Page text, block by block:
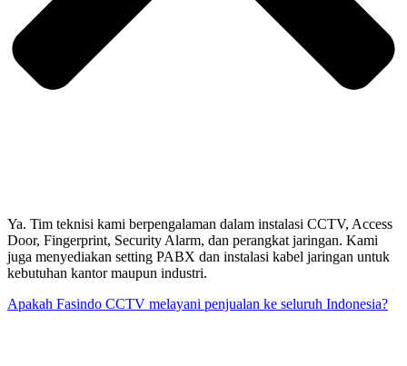
Ya. Tim teknisi kami berpengalaman dalam instalasi CCTV, Access
Door, Fingerprint, Security Alarm, dan perangkat jaringan. Kami
juga menyediakan setting PABX dan instalasi kabel jaringan untuk
kebutuhan kantor maupun industri.
Apakah Fasindo CCTV melayani penjualan ke seluruh Indonesia?